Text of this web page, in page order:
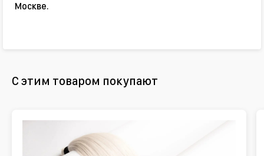
Москве.
С этим товаром покупают